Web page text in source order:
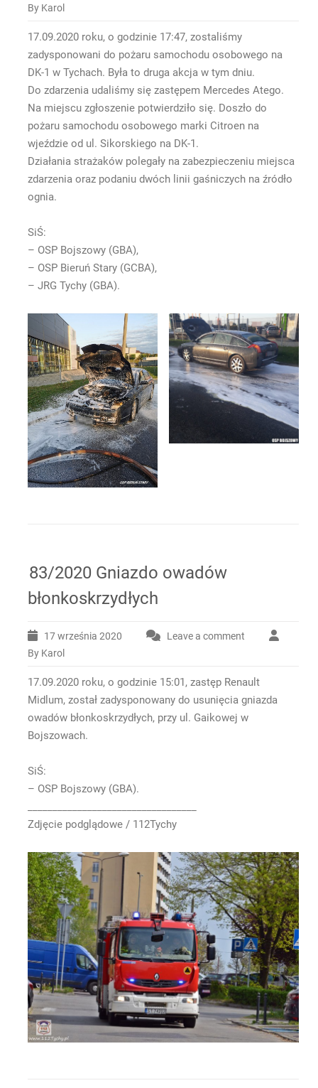
By Karol
17.09.2020 roku, o godzinie 17:47, zostaliśmy
zadysponowani do pożaru samochodu osobowego na
DK-1 w Tychach. Była to druga akcja w tym dniu.
Do zdarzenia udaliśmy się zastępem Mercedes Atego.
Na miejscu zgłoszenie potwierdziło się. Doszło do
pożaru samochodu osobowego marki Citroen na
wjeździe od ul. Sikorskiego na DK-1.
Działania strażaków polegały na zabezpieczeniu miejsca
zdarzenia oraz podaniu dwóch linii gaśniczych na źródło
ognia.
SiŚ:
– OSP Bojszowy (GBA),
– OSP Bieruń Stary (GCBA),
– JRG Tychy (GBA).
83/2020 Gniazdo owadów
błonkoskrzydłych
17 września 2020
Leave a comment
By Karol
17.09.2020 roku, o godzinie 15:01, zastęp Renault
Midlum, został zadysponowany do usunięcia gniazda
owadów błonkoskrzydłych, przy ul. Gaikowej w
Bojszowach.
SiŚ:
– OSP Bojszowy (GBA).
Zdjęcie podglądowe / 112Tychy